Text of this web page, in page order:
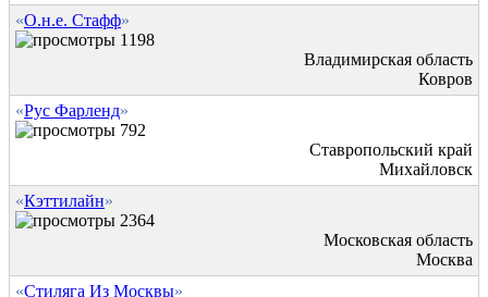
«О.н.е. Стафф»
1198
Владимирская область
Ковров
«Рус Фарленд»
792
Ставропольский край
Михайловск
«Кэттилайн»
2364
Московская область
Москва
«Стиляга Из Москвы»